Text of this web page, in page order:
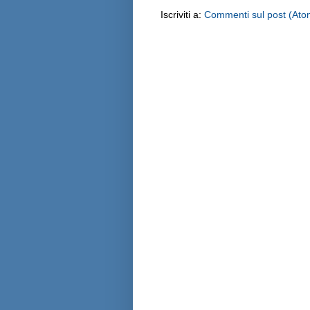
Iscriviti a: Commenti sul post